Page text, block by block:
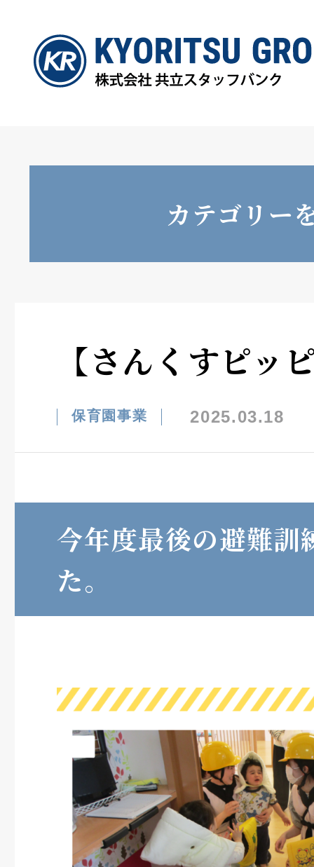
カテゴリー
【さんくすピッ
保育園事業 2025.03.18
今年度最後の避難訓
た。